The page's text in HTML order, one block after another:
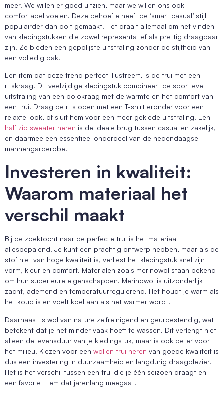
meer. We willen er goed uitzien, maar we willen ons ook
comfortabel voelen. Deze behoefte heeft de ‘smart casual’ stijl
populairder dan ooit gemaakt. Het draait allemaal om het vinden
van kledingstukken die zowel representatief als prettig draagbaar
zijn. Ze bieden een gepolijste uitstraling zonder de stijfheid van
een volledig pak.
Een item dat deze trend perfect illustreert, is de trui met een
ritskraag. Dit veelzijdige kledingstuk combineert de sportieve
uitstraling van een polokraag met de warmte en het comfort van
een trui. Draag de rits open met een T-shirt eronder voor een
relaxte look, of sluit hem voor een meer geklede uitstraling. Een
half zip sweater heren is de ideale brug tussen casual en zakelijk,
en daarmee een essentieel onderdeel van de hedendaagse
mannengarderobe.
Investeren in kwaliteit:
Waarom materiaal het
verschil maakt
Bij de zoektocht naar de perfecte trui is het materiaal
allesbepalend. Je kunt een prachtig ontwerp hebben, maar als de
stof niet van hoge kwaliteit is, verliest het kledingstuk snel zijn
vorm, kleur en comfort. Materialen zoals merinowol staan bekend
om hun superieure eigenschappen. Merinowol is uitzonderlijk
zacht, ademend en temperatuurregulerend. Het houdt je warm als
het koud is en voelt koel aan als het warmer wordt.
Daarnaast is wol van nature zelfreinigend en geurbestendig, wat
betekent dat je het minder vaak hoeft te wassen. Dit verlengt niet
alleen de levensduur van je kledingstuk, maar is ook beter voor
het milieu. Kiezen voor een wollen trui heren van goede kwaliteit is
dus een investering in duurzaamheid en langdurig draagplezier.
Het is het verschil tussen een trui die je één seizoen draagt en
een favoriet item dat jarenlang meegaat.